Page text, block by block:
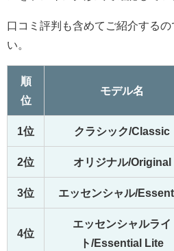
口コミ評判も含めてご紹介する
い。
順
位
モデル名
1位 クラシック/Classic
2位 オリジナル/Original
3位 エッセンシャル/
4位
エッセンシャルライ
ト/Essential Lite